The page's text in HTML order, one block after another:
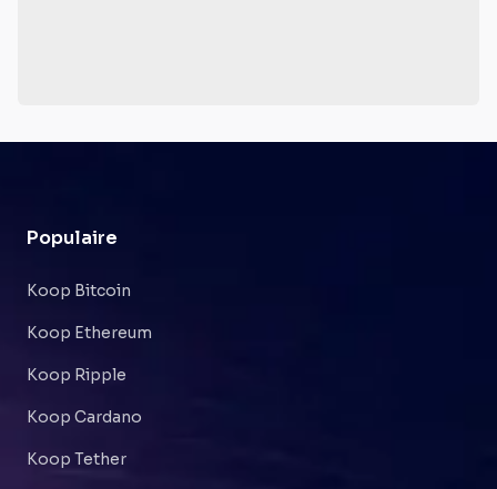
Populaire
Koop Bitcoin
Koop Ethereum
Koop Ripple
Koop Cardano
Koop Tether